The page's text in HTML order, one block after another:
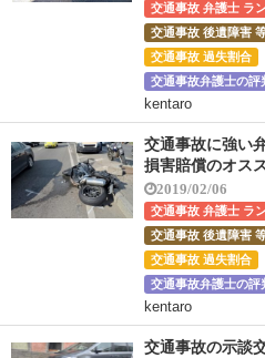
交通事故 弁護士 ラ
交通事故 後遺障害
交通事故 過失割合
交通事故弁護士の評
kentaro
交通事故に強い
損害賠償のオス
2019/02/06
交通事故 弁護士 ラ
交通事故 後遺障害
交通事故 過失割合
交通事故弁護士の評
kentaro
交通事故の示談